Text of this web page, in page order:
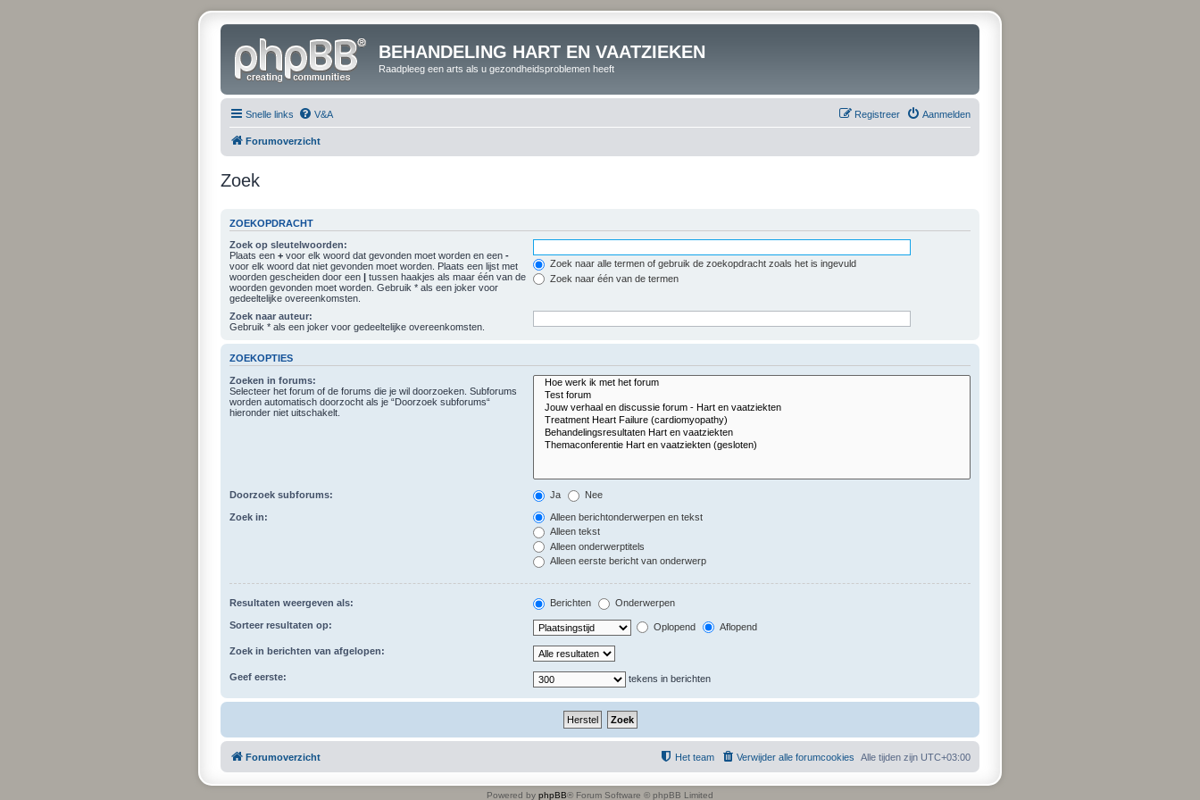
BEHANDELING HART EN VAATZIEKEN
Raadpleeg een arts als u gezondheidsproblemen heeft
Snelle links V&A Aanmelden
Registreer
Forumoverzicht
Zoek
ZOEKOPDRACHT
Zoek op sleutelwoorden:
Plaats een + voor elk woord dat gevonden moet worden en een -
voor elk woord dat niet gevonden moet worden. Plaats een lijst met
woorden gescheiden door een | tussen haakjes als maar één van de
woorden gevonden moet worden. Gebruik * als een joker voor
gedeeltelijke overeenkomsten.
Zoek naar alle termen of gebruik de zoekopdracht zoals het is ingevuld
Zoek naar één van de termen
Zoek naar auteur:
Gebruik * als een joker voor gedeeltelijke overeenkomsten.
ZOEKOPTIES
Zoeken in forums:
Selecteer het forum of de forums die je wil doorzoeken. Subforums
worden automatisch doorzocht als je “Doorzoek subforums“
hieronder niet uitschakelt.
Doorzoek subforums: Ja Nee
Zoek in:
Alleen berichtonderwerpen en tekst
Alleen tekst
Alleen onderwerptitels
Alleen eerste bericht van onderwerp
Resultaten weergeven als: Berichten Onderwerpen
Sorteer resultaten op: Oplopend Aflopend
Zoek in berichten van afgelopen:
Geef eerste: tekens in berichten
Forumoverzicht Alle tijden zijn UTC+03:00
Verwijder alle forumcookies
Het team
Powered by phpBB® Forum Software © phpBB Limited